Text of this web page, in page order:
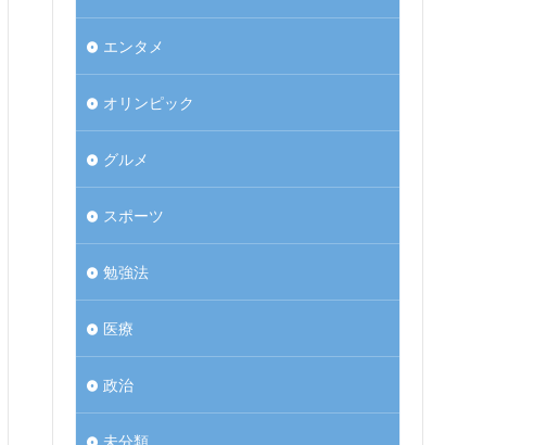
エンタメ
オリンピック
グルメ
スポーツ
勉強法
医療
政治
未分類